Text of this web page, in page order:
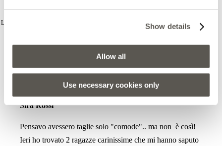
Show details
Allow all
Use necessary cookies only
RECENSIONI
Le recensioni non sono verificate, sono importate da Google Business Profile e sono
una selezione delle pertinenti a 4 o 5 stelle; su Google Business Profile possono
Sira Rossi
Pensavo avessero taglie solo "comode".. ma non è così!
Ieri ho trovato 2 ragazze carinissime che mi hanno saputo